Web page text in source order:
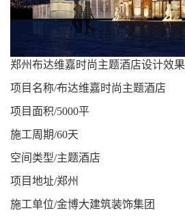
郑州布达维嘉时尚主题酒店设计效果
项目名称/布达维嘉时尚主题酒店
项目面积/5000平
施工周期/60天
空间类型/主题酒店
项目地址/郑州
施工单位/金博大建筑装饰集团